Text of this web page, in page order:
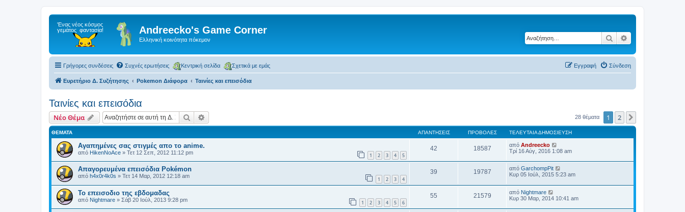
Andreecko's Game Corner
Ελληνική κοινότητα πόκεμον Αναζήτηση
Γρήγορες συνδέσεις Συχνές ερωτήσεις Κεντρική σελίδα Σχετικά με εμάς Σύνδεση
Εγγραφή
Ευρετήριο Δ. Συζήτησης Pokemon Διάφορα Ταινίες και επεισόδια
Ταινίες και επεισόδια
Νέο Θέμα Αναζήτηση 28 θέματα 1 2
ΘΈΜΑΤΑ ΑΠΑΝΤΉΣΕΙΣ ΠΡΟΒΟΛΈΣ ΤΕΛΕΥΤΑΊΑ ΔΗΜΟΣΊΕΥΣΗ
Αγαπημένες σας στιγμές απο το anime.
από HikenNoAce » Τετ 12 Σεπ, 2012 11:12 pm 1 2 3 4 5
42 18587 από Andreecko
Τρί 16 Αύγ, 2016 1:08 am
Απαγορευμένα επεισόδια Pokémon
από h4x0r4k0s » Τετ 14 Μαρ, 2012 12:18 am 1 2 3 4
39 19787 από GarchompPit
Κυρ 05 Ιούλ, 2015 5:23 am
Το επεισοδιο της εβδομαδας
από Nightmare » Σάβ 20 Ιούλ, 2013 9:28 pm 1 2 3 4 5 6
55 21579 από Nightmare
Κυρ 30 Μαρ, 2014 10:41 am